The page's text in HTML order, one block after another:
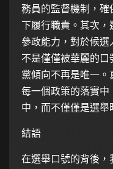
務員的監督機制，確
下履行職責。其次
參政能力，對於候
不是僅僅被華麗的
黨傾向不再是唯一
每一個政策的落實
中，而不僅僅是選舉
結語
在選舉口號的背後，